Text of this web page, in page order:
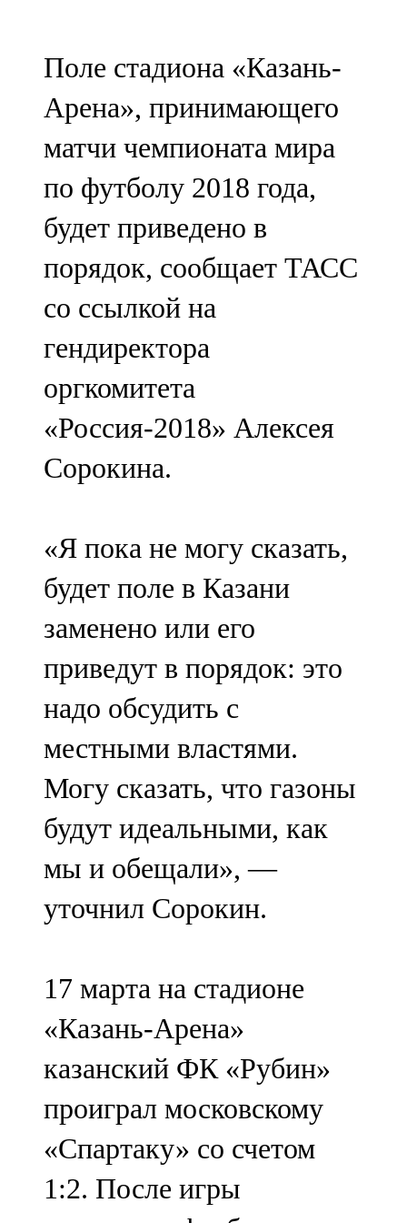
Минзәлә
107,3 FM
Мөслим
100,0 FM
Нурлат
104,7 FM
Олы Әтнә
71,42 FM
Сарман
107,8 FM
Теләче
Түбән Кама
102,6 FM
Чирмешән
107,7 FM
Чистай
103,0 FM
Чүпрәле
91,0 FM
Шәмәрдән
102,3 FM
107,0 FM
Яр Чаллы
105,5 FM
Поле стадиона «Казань-
Арена», принимающего
матчи чемпионата мира
по футболу 2018 года,
будет приведено в
порядок, сообщает ТАСС
со ссылкой на
гендиректора
оргкомитета
«Россия-2018» Алексея
Сорокина.
«Я пока не могу сказать,
будет поле в Казани
заменено или его
приведут в порядок: это
надо обсудить с
местными властями.
Могу сказать, что газоны
будут идеальными, как
мы и обещали», —
уточнил Сорокин.
17 марта на стадионе
«Казань-Арена»
казанский ФК «Рубин»
проиграл московскому
«Спартаку» со счетом
1:2. После игры